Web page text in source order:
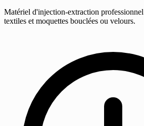
Matériel d'injection-extraction
textiles et moquettes bouclées ou velours.